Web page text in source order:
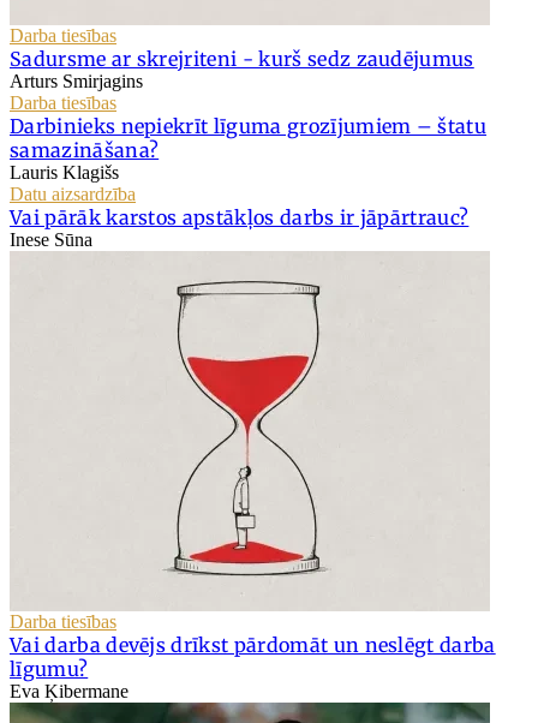
Darba tiesības
Sadursme ar skrejriteni - kurš sedz zaudējumus
Arturs Smirjagins
Darba tiesības
Darbinieks nepiekrīt līguma grozījumiem – štatu
samazināšana?
Lauris Klagišs
Datu aizsardzība
Vai pārāk karstos apstākļos darbs ir jāpārtrauc?
Inese Sūna
Darba tiesības
Vai darba devējs drīkst pārdomāt un neslēgt darba
līgumu?
Eva Ķibermane